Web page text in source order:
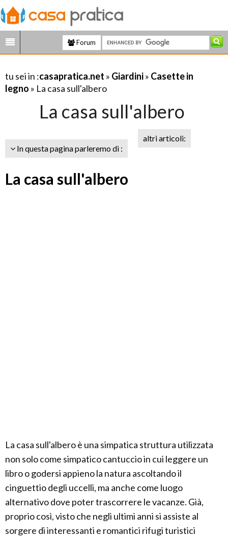
Forum
tu sei in :casapratica.net » Giardini» Casette in
legno » La casa sull'albero
La casa sull'albero
In questa pagina parleremo di :
altri articoli:
La casa sull'albero
La casa sull'albero è una simpatica struttura utilizzata
non solo come simpatico cantuccio in cui leggere un
libro o godersi appieno la natura ascoltando il
cinguettio degli uccelli, ma anche come luogo
alternativo dove poter trascorrere le vacanze. Già,
proprio così, visto che negli ultimi anni si assiste al
sorgere di interessanti e romantici rifugi turistici